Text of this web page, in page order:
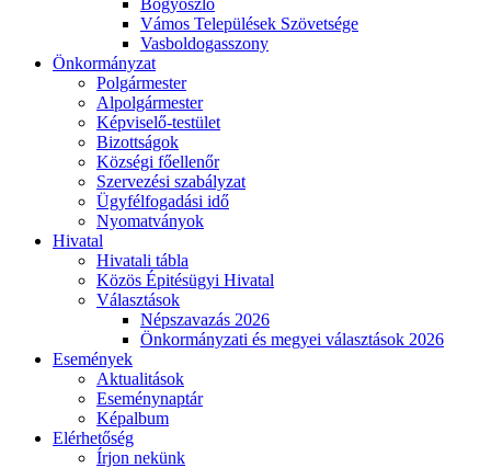
Bogyoszló
Vámos Települések Szövetsége
Vasboldogasszony
Önkormányzat
Polgármester
Alpolgármester
Képviselő-testület
Bizottságok
Községi főellenőr
Szervezési szabályzat
Ügyfélfogadási idő
Nyomatványok
Hivatal
Hivatali tábla
Közös Épitésügyi Hivatal
Választások
Népszavazás 2026
Önkormányzati és megyei választások 2026
Események
Aktualitások
Eseménynaptár
Képalbum
Elérhetőség
Írjon nekünk